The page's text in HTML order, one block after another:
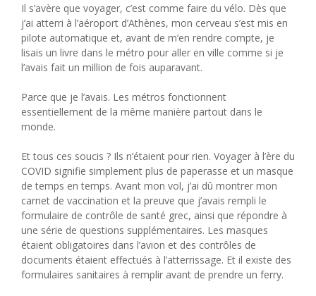
Il s’avère que voyager, c’est comme faire du vélo. Dès que
j’ai atterri à l’aéroport d’Athènes, mon cerveau s’est mis en
pilote automatique et, avant de m’en rendre compte, je
lisais un livre dans le métro pour aller en ville comme si je
l’avais fait un million de fois auparavant.
Parce que je l’avais. Les métros fonctionnent
essentiellement de la même manière partout dans le
monde.
Et tous ces soucis ? Ils n’étaient pour rien. Voyager à l’ère du
COVID signifie simplement plus de paperasse et un masque
de temps en temps. Avant mon vol, j’ai dû montrer mon
carnet de vaccination et la preuve que j’avais rempli le
formulaire de contrôle de santé grec, ainsi que répondre à
une série de questions supplémentaires. Les masques
étaient obligatoires dans l’avion et des contrôles de
documents étaient effectués à l’atterrissage. Et il existe des
formulaires sanitaires à remplir avant de prendre un ferry.